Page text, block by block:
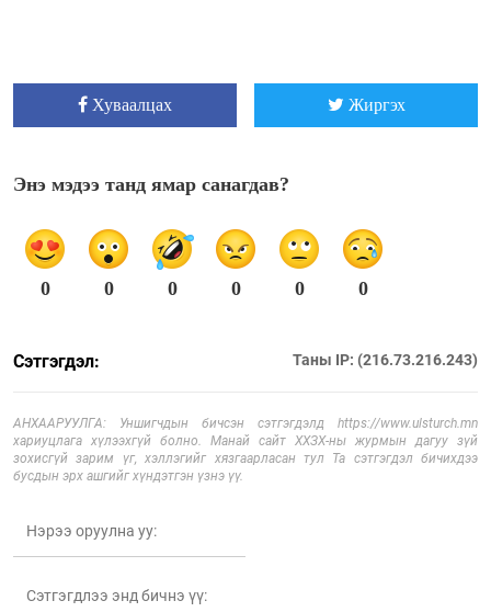
Хуваалцах Жиргэх
Энэ мэдээ танд ямар санагдав?
0 0 0 0 0 0
Сэтгэгдэл: Таны IP: (216.73.216.243)
АНХААРУУЛГА: Уншигчдын бичсэн сэтгэгдэлд https://www.ulsturch.mn
хариуцлага хүлээхгүй болно. Манай сайт ХХЗХ-ны журмын дагуу зүй
зохисгүй зарим үг, хэллэгийг хязгаарласан тул Та сэтгэгдэл бичихдээ
бусдын эрх ашгийг хүндэтгэн үзнэ үү.